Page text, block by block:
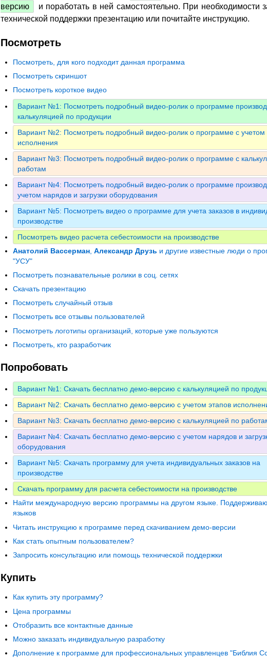
версию
и поработать в ней самостоятельно. При необходимости
технической поддержки презентацию или почитайте инструкцию.
Посмотреть
Посмотреть, для кого подходит данная программа
Посмотреть скриншот
Посмотреть короткое видео
Вариант №1: Посмотреть подробный видео-ролик о программе
калькуляцией по продукции
Вариант №2: Посмотреть подробный видео-ролик о программе с учетом
исполнения
Вариант №3: Посмотреть подробный видео-ролик о программе с
работам
Вариант №4: Посмотреть подробный видео-ролик о программе
учетом нарядов и загрузки оборудования
Вариант №5: Посмотреть видео о программе для учета заказов в
производстве
Посмотреть видео расчета себестоимости на производстве
Анатолий Вассерман Александр Друзь и другие известные люди о
"УСУ"
Посмотреть познавательные ролики в соц. сетях
Скачать презентацию
Посмотреть случайный отзыв
Посмотреть все отзывы пользователей
Посмотреть логотипы организаций, которые уже пользуются
Посмотреть, кто разработчик
Попробовать
Вариант №1: Скачать бесплатно демо-версию с калькуляцией по
Вариант №2: Скачать бесплатно демо-версию с учетом этапов
Вариант №3: Скачать бесплатно демо-версию с калькуляцией по
Вариант №4: Скачать бесплатно демо-версию с учетом нарядов и
оборудования
Вариант №5: Скачать программу для учета индивидуальных заказов на
производстве
Скачать программу для расчета себестоимости на производстве
Найти международную версию программы на другом языке.
языков
Читать инструкцию к программе перед скачиванием демо-версии
Как стать опытным пользователем?
Запросить консультацию или помощь технической поддержки
Купить
Как купить эту программу?
Цена программы
Отобразить все контактные данные
Можно заказать индивидуальную разработку
Дополнение к программе для профессиональных управленцев "Библия